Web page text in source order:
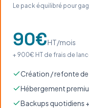
Le pack équilibré pour
90€HT/mois
+ 900€ HT de frais de
Création / refonte de
Hébergement
Backups quotidiens